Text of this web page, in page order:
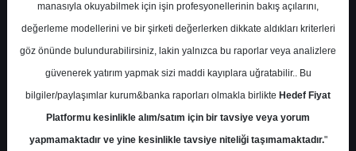
Kurum Sayısı
21
10 1
Paralel
Get.
3
Üstü
Get.
4
Yok
1
manasıyla okuyabilmek için işin profesyonellerinin bakış açılarını,
değerleme modellerini ve bir şirketi değerlerken dikkate aldıkları kriterleri
göz önünde bulundurabilirsiniz, lakin yalnızca bu raporlar veya analizlere
güvenerek yatırım yapmak sizi maddi kayıplara uğratabilir.. Bu
bilgiler/paylaşımlar kurum&banka raporları olmakla birlikte Hedef Fiyat
Platformu kesinlikle alım/satım için bir tavsiye veya yorum
yapmamaktadır ve yine kesinlikle tavsiye niteliği taşımamaktadır."